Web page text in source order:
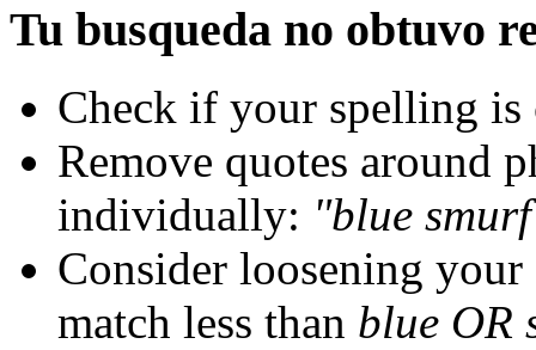
Tu busqueda no obtuvo
Check if your spelling is
Remove quotes around
individually: "blue
Consider loosening
match less than blue OR